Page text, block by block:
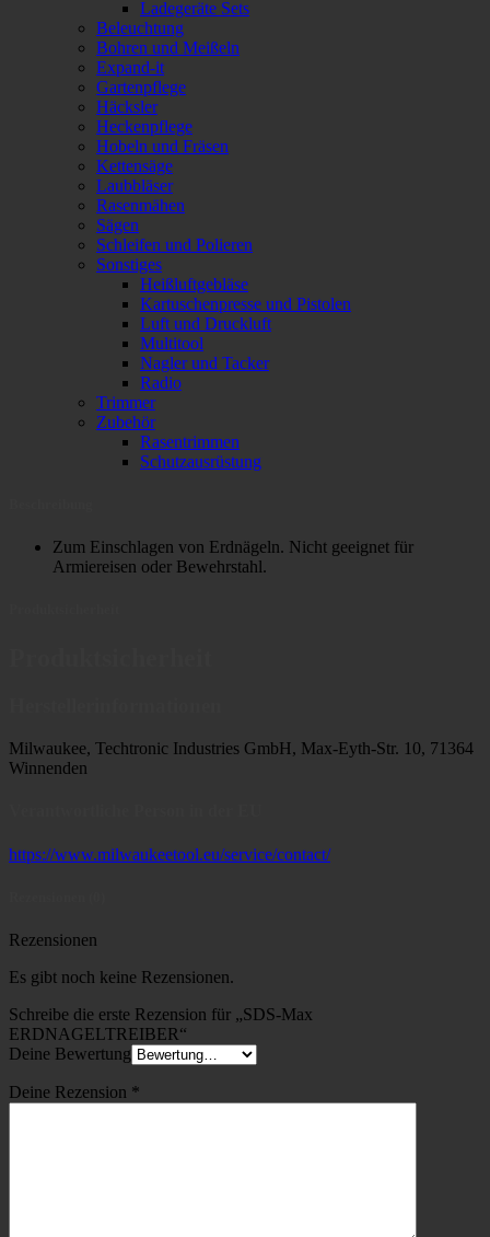
Ladegeräte Sets
Beleuchtung
Bohren und Meißeln
Expand-it
Gartenpflege
Häcksler
Heckenpflege
Hobeln und Fräsen
Kettensäge
Laubbläser
Rasenmähen
Sägen
Schleifen und Polieren
Sonstiges
Heißluftgebläse
Kartuschenpresse und Pistolen
Luft und Druckluft
Multitool
Nagler und Tacker
Radio
Trimmer
Zubehör
Rasentrimmen
Schutzausrüstung
Zum Einschlagen von Erdnägeln. Nicht geeignet für
Armiereisen oder Bewehrstahl.
Milwaukee, Techtronic Industries GmbH, Max-Eyth-Str. 10, 71364
Winnenden
https://www.milwaukeetool.eu/service/contact/
Rezensionen
Es gibt noch keine Rezensionen.
Schreibe die erste Rezension für „SDS-Max
ERDNAGELTREIBER“
Deine Bewertung
Deine Rezension *